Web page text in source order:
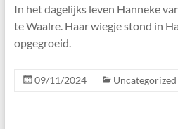
In het dagelijks leven Hanneke
te Waalre. Haar wiegje stond in
opgegroeid.
09/11/2024 Uncategorized